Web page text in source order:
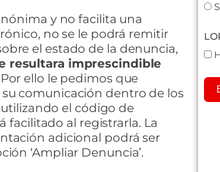
y no facilita una
no se le podrá remitir
el estado de la denuncia,
resultara imprescindible
Por ello le pedimos que
comunicación dentro de los
el código de
facilitado al registrarla. La
adicional podrá ser
‘Ampliar Denuncia’.